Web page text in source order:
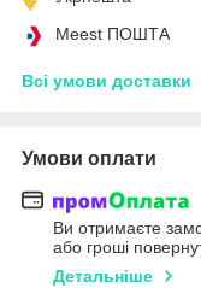
Meest ПОШТА
Всі умови доставки
Умови оплати
Ви отримаєте
або гроші
Детальніше